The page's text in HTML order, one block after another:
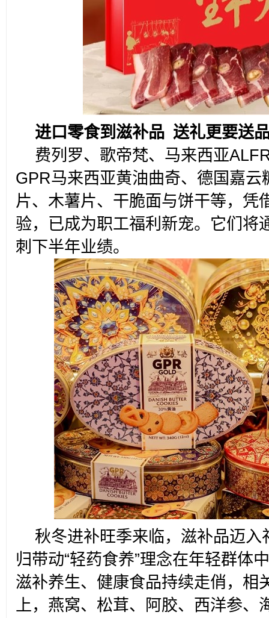
进口零食到滋补品 送礼更要送
费列罗、歌帝梵、马来西亚
GPR马来西亚黄油曲奇、德国嘉
片、木薯片、干脆面与饼干等，凭
验，已成为职工福利新宠。它们将
刺下半年业绩。
秋冬进补旺季来临，滋补品迈
归带动“轻药食养”理念在年轻群体
滋补养生、健康食品持续走俏，相
上，燕窝、松茸、阿胶、西洋参